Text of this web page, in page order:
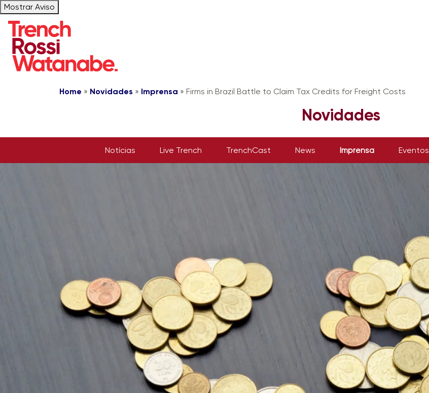
Mostrar Aviso
Home » Novidades » Imprensa » Firms in Brazil Battle to Claim Tax Credits for Freight Costs
Novidades
Notícias Live Trench TrenchCast News Imprensa Eventos